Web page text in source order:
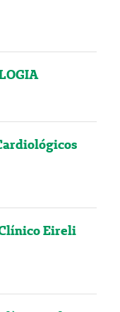
Eireli